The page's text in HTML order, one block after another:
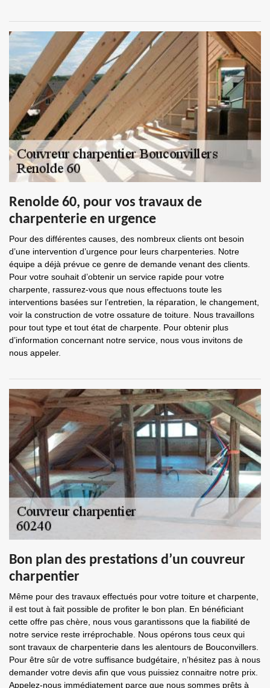
Renolde 60, pour vos travaux de
charpenterie en urgence
Pour des différentes causes, des nombreux clients ont besoin
d’une intervention d’urgence pour leurs charpenteries. Notre
équipe a déjà prévue ce genre de demande venant des clients.
Pour votre souhait d’obtenir un service rapide pour votre
charpente, rassurez-vous que nous effectuons toute les
interventions basées sur l’entretien, la réparation, le changement,
voir la construction de votre ossature de toiture. Nous travaillons
pour tout type et tout état de charpente. Pour obtenir plus
d’information concernant notre service, nous vous invitons de
nous appeler.
Bon plan des prestations d’un couvreur
charpentier
Même pour des travaux effectués pour votre toiture et charpente,
il est tout à fait possible de profiter le bon plan. En bénéficiant
cette offre pas chère, nous vous garantissons que la fiabilité de
notre service reste irréprochable. Nous opérons tous ceux qui
sont travaux de charpenterie dans les alentours de Bouconvillers.
Pour être sûr de votre suffisance budgétaire, n’hésitez pas à nous
demander votre devis afin que vous puissiez connaitre notre prix.
Appelez-nous immédiatement parce que nous sommes prêts à